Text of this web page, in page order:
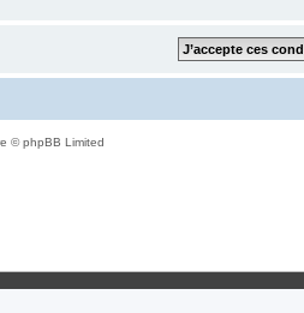
© phpBB Limited